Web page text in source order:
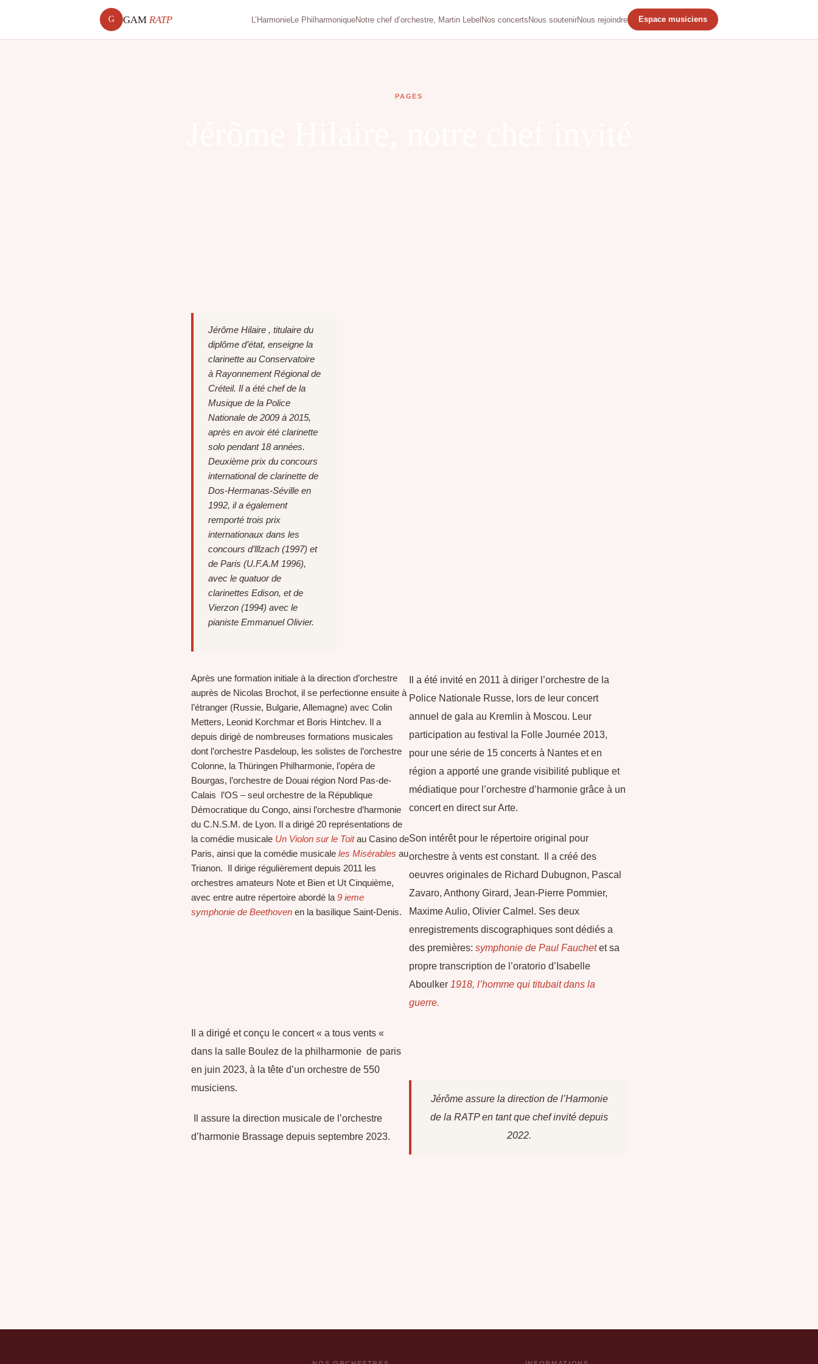
G GAM RATP L’HarmonieLe PhilharmoniqueNotre chef d’orchestre, Martin Lebel Nos concerts Nous soutenirNous rejoindre Espace musiciens
PAGES
Jérôme Hilaire , titulaire du
diplôme d’état, enseigne la
clarinette au Conservatoire
à Rayonnement Régional de
Créteil. Il a été chef de la
Musique de la Police
Nationale de 2009 à 2015,
après en avoir été clarinette
solo pendant 18 années.
Deuxième prix du concours
international de clarinette de
Dos-Hermanas-Séville en
1992, il a également
remporté trois prix
internationaux dans les
concours d’lllzach (1997) et
de Paris (U.F.A.M 1996),
avec le quatuor de
clarinettes Edison, et de
Vierzon (1994) avec le
pianiste Emmanuel Olivier.
Après une formation initiale à la direction d’orchestre
auprès de Nicolas Brochot, il se perfectionne ensuite à
l’étranger (Russie, Bulgarie, Allemagne) avec Colin
Metters, Leonid Korchmar et Boris Hintchev. Il a
depuis dirigé de nombreuses formations musicales
dont l’orchestre Pasdeloup, les solistes de l’orchestre
Colonne, la Thüringen Philharmonie, l’opéra de
Bourgas, l’orchestre de Douai région Nord Pas-de-
Calais l’OS – seul orchestre de la République
Démocratique du Congo, ainsi l’orchestre d’harmonie
du C.N.S.M. de Lyon. Il a dirigé 20 représentations de
la comédie musicale Un Violon sur le Toitau Casino de
Paris, ainsi que la comédie musicale les Misérables au
Trianon. Il dirige régulièrement depuis 2011 les
orchestres amateurs Note et Bien et Ut Cinquième,
avec entre autre répertoire abordé la 9 ieme
symphonie de Beethoven en la basilique Saint-Denis.
Il a été invité en 2011 à diriger l’orchestre de la
Police Nationale Russe, lors de leur concert
annuel de gala au Kremlin à Moscou. Leur
participation au festival la Folle Journée 2013,
pour une série de 15 concerts à Nantes et en
région a apporté une grande visibilité publique et
médiatique pour l’orchestre d’harmonie grâce à un
concert en direct sur Arte.
Son intérêt pour le répertoire original pour
orchestre à vents est constant. Il a créé des
oeuvres originales de Richard Dubugnon, Pascal
Zavaro, Anthony Girard, Jean-Pierre Pommier,
Maxime Aulio, Olivier Calmel. Ses deux
enregistrements discographiques sont dédiés a
des premières: symphonie de Paul Fauchetet sa
propre transcription de l’oratorio d’Isabelle
Aboulker 1918, l’homme qui titubait dans la
guerre.
Il a dirigé et conçu le concert « a tous vents «
dans la salle Boulez de la philharmonie de paris
en juin 2023, à la tête d’un orchestre de 550
musiciens.
Il assure la direction musicale de l’orchestre
d’harmonie Brassage depuis septembre 2023.
Jérôme assure la direction de l’Harmonie
de la RATP en tant que chef invité depuis
2022.